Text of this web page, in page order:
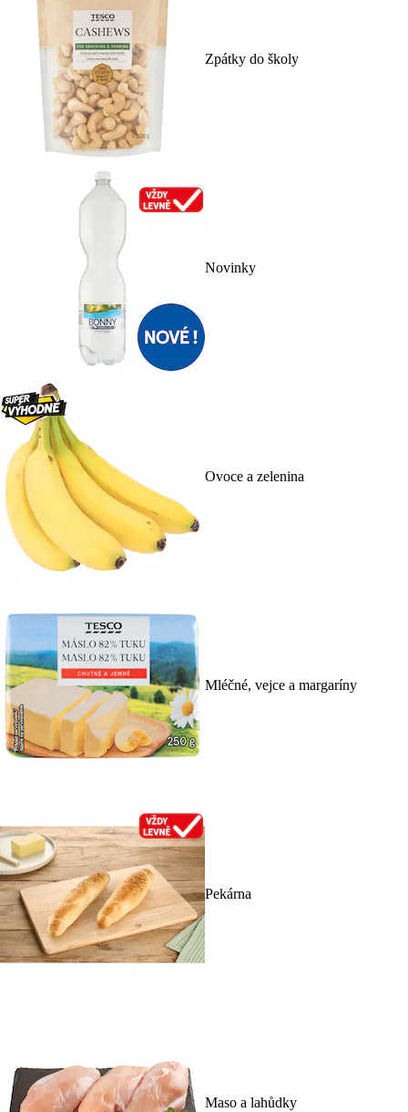
Zpátky do školy
Novinky
Ovoce a zelenina
Mléčné, vejce a margaríny
Pekárna
Maso a lahůdky